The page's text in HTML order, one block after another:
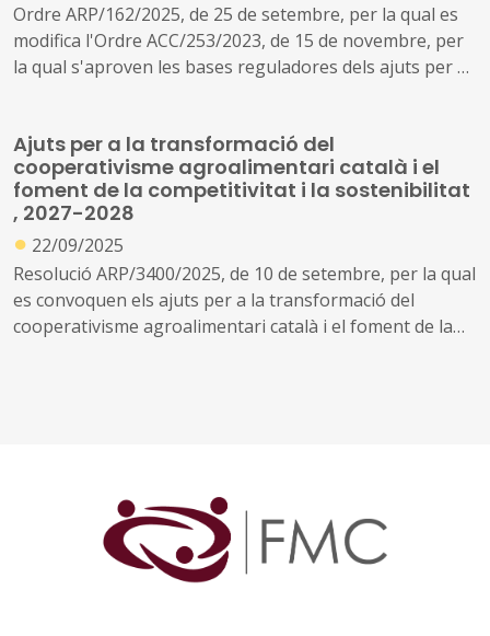
Ordre ARP/162/2025, de 25 de setembre, per la qual es
modifica l'Ordre ACC/253/2023, de 15 de novembre, per
la qual s'aproven les bases reguladores dels ajuts per a
productivitat i sostenibilitat agrícoles (AEI-Agri), en el
marc del Pla estratègic de la PAC 2023-2027
Ajuts per a la transformació del
cooperativisme agroalimentari català i el
foment de la competitivitat i la sostenibilitat
, 2027-2028
● 22/09/2025
Resolució ARP/3400/2025, de 10 de setembre, per la qual
es convoquen els ajuts per a la transformació del
cooperativisme agroalimentari català i el foment de la